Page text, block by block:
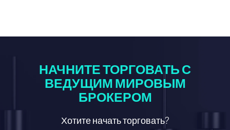
НАЧНИТЕ ТОРГОВАТЬ С
ВЕДУЩИМ МИРОВЫМ
БРОКЕРОМ
Хотите начать торговать?